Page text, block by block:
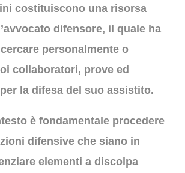
costituiscono una risorsa
difensore, il quale ha
personalmente o
collaboratori, prove ed
la difesa del suo assistito.
è fondamentale procedere
difensive che siano in
elementi a discolpa